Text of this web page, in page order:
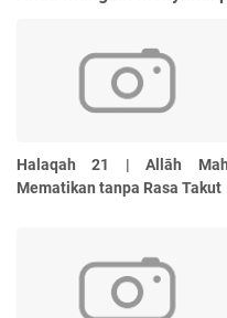
Halaqah 21 | Allāh
Mematikan tanpa Rasa Takut